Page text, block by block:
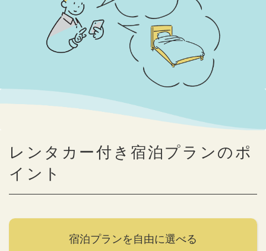
レンタカー付き宿泊プランのポ
イント
宿泊プランを 自由に選べる